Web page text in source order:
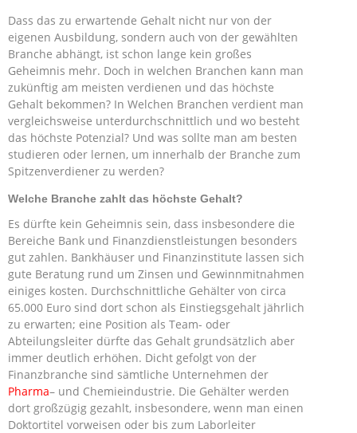
Dass das zu erwartende Gehalt nicht nur von der
eigenen Ausbildung, sondern auch von der gewählten
Branche abhängt, ist schon lange kein großes
Geheimnis mehr. Doch in welchen Branchen kann man
zukünftig am meisten verdienen und das höchste
Gehalt bekommen? In Welchen Branchen verdient man
vergleichsweise unterdurchschnittlich und wo besteht
das höchste Potenzial? Und was sollte man am besten
studieren oder lernen, um innerhalb der Branche zum
Spitzenverdiener zu werden?
Welche Branche zahlt das höchste Gehalt?
Es dürfte kein Geheimnis sein, dass insbesondere die
Bereiche Bank und Finanzdienstleistungen besonders
gut zahlen. Bankhäuser und Finanzinstitute lassen sich
gute Beratung rund um Zinsen und Gewinnmitnahmen
einiges kosten. Durchschnittliche Gehälter von circa
65.000 Euro sind dort schon als Einstiegsgehalt jährlich
zu erwarten; eine Position als Team- oder
Abteilungsleiter dürfte das Gehalt grundsätzlich aber
immer deutlich erhöhen. Dicht gefolgt von der
Finanzbranche sind sämtliche Unternehmen der
Pharma– und Chemieindustrie. Die Gehälter werden
dort großzügig gezahlt, insbesondere, wenn man einen
Doktortitel vorweisen oder bis zum Laborleiter